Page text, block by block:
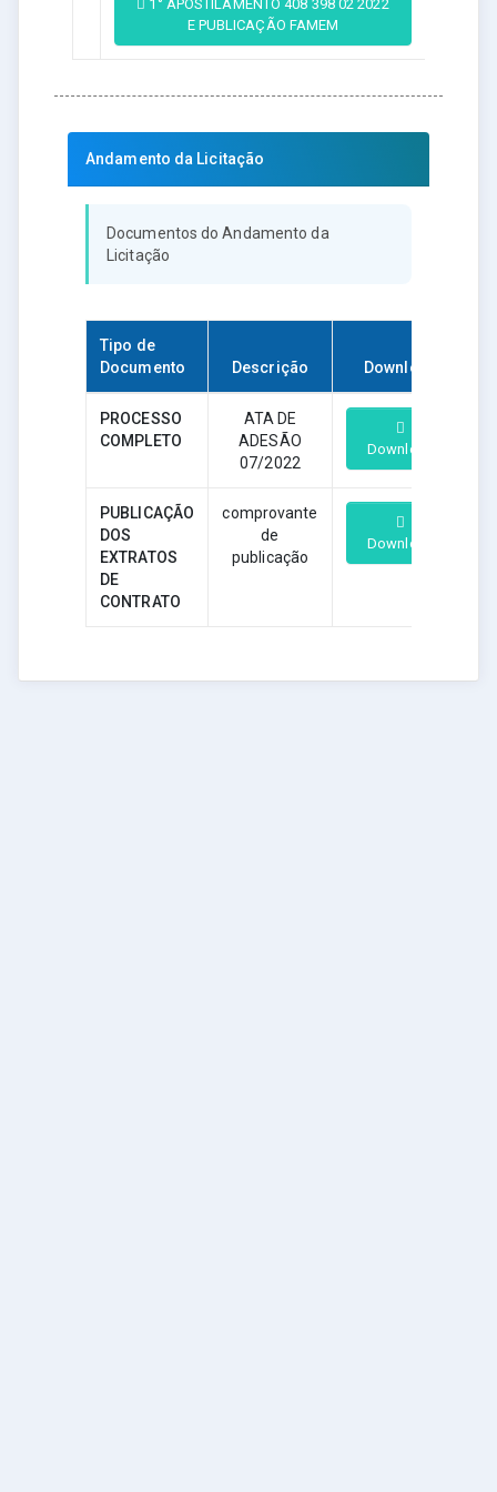
1° APOSTILAMENTO 408 398 02 2022
E PUBLICAÇÃO FAMEM
Andamento da Licitação
Documentos do Andamento da
Licitação
Tipo de
Documento
Descrição Download
PROCESSO
COMPLETO
ATA DE
ADESÃO
07/2022
Download
PUBLICAÇÃO
DOS
EXTRATOS
DE
CONTRATO
comprovante
de
publicação
Download